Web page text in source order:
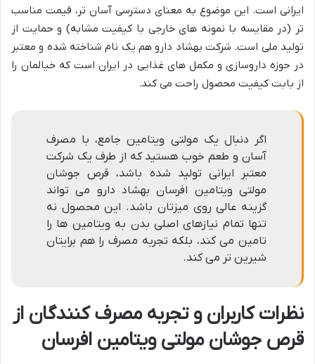
ایرانی است. این موضوع به معنای دسترسی آسان تر، قیمت مناسب
تر (در مقایسه با نمونه های خارجی با کیفیت مشابه) و حمایت از
تولید ملی است. شرکت بهشاد دارو هم یک نام شناخته شده و معتبر
در حوزه داروسازی و مکمل های غذایی در ایران است که خیالمان را
از بابت کیفیت محصول راحت می کند.
اگر دنبال یک مولتی ویتامین جامع، با مصرف
آسان و طعم خوب هستید که از طرف یک شرکت
معتبر ایرانی تولید شده باشد، قرص جوشان
مولتی ویتامین افرسان بهشاد دارو می تواند
گزینه عالی روی میزتان باشد. این محصول نه
تنها تمام نیازهای اصلی بدن به ویتامین ها را
تامین می کند، بلکه تجربه مصرف را هم برایتان
شیرین تر می کند.
نظرات کاربران و تجربه مصرف کنندگان از
قرص جوشان مولتی ویتامین افرسان